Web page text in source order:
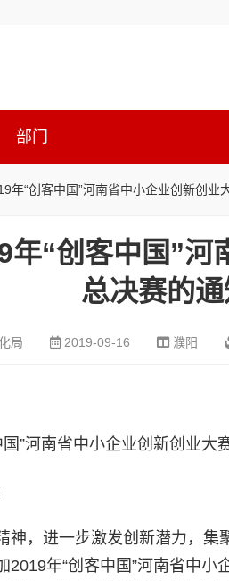
部门
年“创客中国”河南省中小企业创新创业
年“创客中国”河
总决赛的通
局 2019-09-16 濮阳
”河南省中小企业创新创业大
神，进一步激发创新潜力，集
年“创客中国”河南省中小